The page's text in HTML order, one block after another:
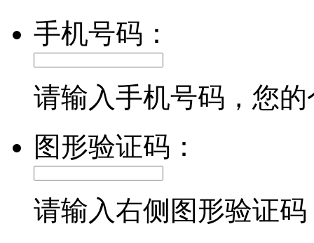
手机号码：
请输入手机号码，您
图形验证码：
请输入右侧图形验证码